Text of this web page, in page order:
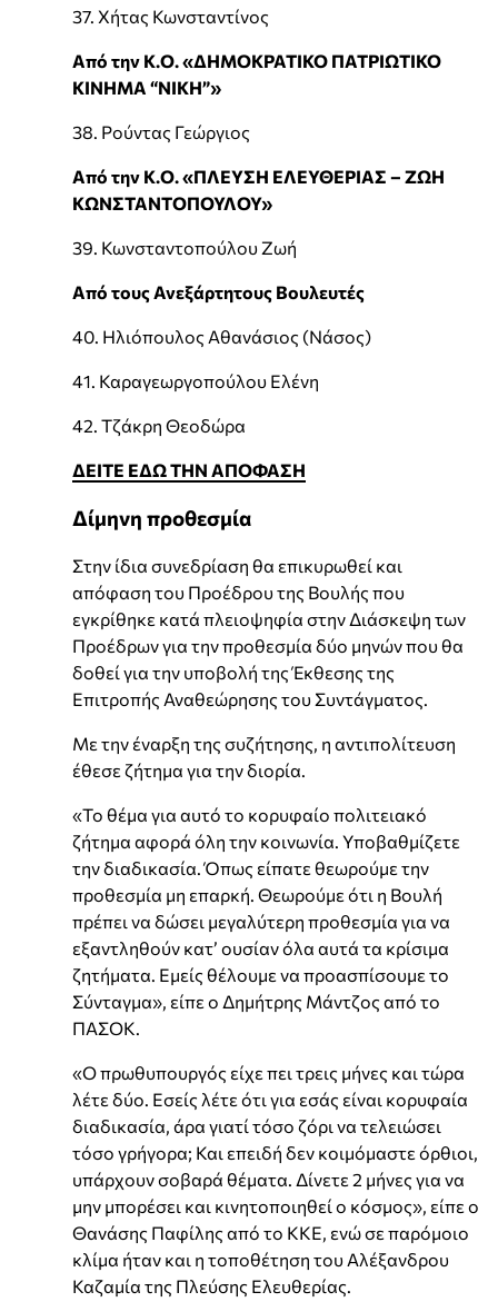
37. Χήτας Κωνσταντίνος
Από την Κ.Ο. «ΔΗΜΟΚΡΑΤΙΚΟ ΠΑΤΡΙΩΤΙΚΟ
ΚΙΝΗΜΑ “ΝΙΚΗ”»
38. Ρούντας Γεώργιος
Από την Κ.Ο. «ΠΛΕΥΣΗ ΕΛΕΥΘΕΡΙΑΣ – ΖΩΗ
ΚΩΝΣΤΑΝΤΟΠΟΥΛΟΥ»
39. Κωνσταντοπούλου Ζωή
Από τους Ανεξάρτητους Βουλευτές
40. Ηλιόπουλος Αθανάσιος (Νάσος)
41. Καραγεωργοπούλου Ελένη
42. Τζάκρη Θεοδώρα
ΔΕΙΤΕ ΕΔΩ ΤΗΝ ΑΠΟΦΑΣΗ
Δίμηνη προθεσμία
Στην ίδια συνεδρίαση θα επικυρωθεί και
απόφαση του Προέδρου της Βουλής που
εγκρίθηκε κατά πλειοψηφία στην Διάσκεψη των
Προέδρων για την προθεσμία δύο μηνών που θα
δοθεί για την υποβολή της Έκθεσης της
Επιτροπής Αναθεώρησης του Συντάγματος.
Με την έναρξη της συζήτησης, η αντιπολίτευση
έθεσε ζήτημα για την διορία.
«Το θέμα για αυτό το κορυφαίο πολιτειακό
ζήτημα αφορά όλη την κοινωνία. Υποβαθμίζετε
την διαδικασία. Όπως είπατε θεωρούμε την
προθεσμία μη επαρκή. Θεωρούμε ότι η Βουλή
πρέπει να δώσει μεγαλύτερη προθεσμία για να
εξαντληθούν κατ’ ουσίαν όλα αυτά τα κρίσιμα
ζητήματα. Εμείς θέλουμε να προασπίσουμε το
Σύνταγμα», είπε ο Δημήτρης Μάντζος από το
ΠΑΣΟΚ.
«Ο πρωθυπουργός είχε πει τρεις μήνες και τώρα
λέτε δύο. Εσείς λέτε ότι για εσάς είναι κορυφαία
διαδικασία, άρα γιατί τόσο ζόρι να τελειώσει
τόσο γρήγορα; Και επειδή δεν κοιμόμαστε όρθιοι,
υπάρχουν σοβαρά θέματα. Δίνετε 2 μήνες για να
μην μπορέσει και κινητοποιηθεί ο κόσμος», είπε ο
Θανάσης Παφίλης από το ΚΚΕ, ενώ σε παρόμοιο
κλίμα ήταν και η τοποθέτηση του Αλέξανδρου
Καζαμία της Πλεύσης Ελευθερίας.